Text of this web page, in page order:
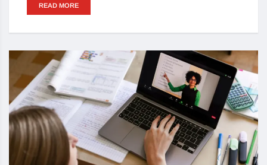
READ MORE